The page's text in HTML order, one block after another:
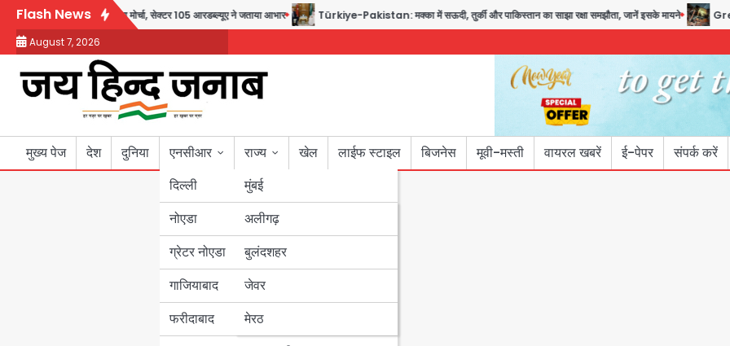
Skip
content
Flash News
ने संभाला मोर्चा, सेक्टर 105 आरडब्ल्यूए ने जताया आभार Türkiye-Pakistan: मक्का में सऊदी, तुर्की और पाकिस्तान का साझा रक्षा समझौता, जानें इसके मायने Greater Noida
August 7, 2026
मुख्य पेज देश दुनिया
एनसीआर
दिल्ली
नोएडा
ग्रेटर नोएडा
गाजियाबाद
फरीदाबाद
राज्य
मुंबई
उत्तर प्रदेश
अलीगढ़
बुलंदशहर
जेवर
मेरठ
बिहार
पंजाब
हरियाणा
खेल लाईफ स्टाइल बिजनेस मूवी-मस्ती वायरल खबरें ई-पेपर संपर्क करें